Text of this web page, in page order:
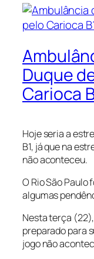
Duque
Carioca
Hoje seria a
B1, já que na
não aconteceu.
O Rio São Paulo
algumas
Nesta terça
preparado para
jogo não